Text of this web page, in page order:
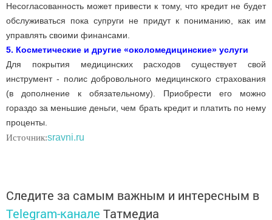
Несогласованность может привести к тому, что кредит не будет
обслуживаться пока супруги не придут к пониманию, как им
управлять своими финансами.
5. Косметические и другие «околомедицинские» услуги
Для покрытия медицинских расходов существует свой
инструмент - полис добровольного медицинского страхования
(в дополнение к обязательному). Приобрести его можно
гораздо за меньшие деньги, чем брать кредит и платить по нему
проценты.
Источник:sravni.ru
Следите за самым важным и интересным в
Telegram-канале Татмедиа